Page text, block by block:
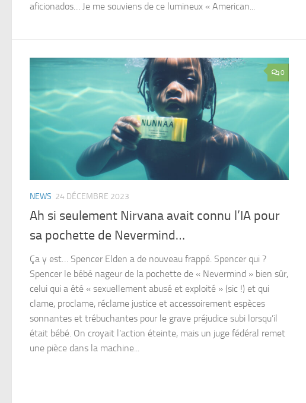
aficionados… Je me souviens de ce lumineux « American...
0
NEWS 24 DÉCEMBRE 2023
Ah si seulement Nirvana avait connu l’IA pour
sa pochette de Nevermind…
Ça y est… Spencer Elden a de nouveau frappé. Spencer qui ?
Spencer le bébé nageur de la pochette de « Nevermind » bien sûr,
celui qui a été « sexuellement abusé et exploité » (sic !) et qui
clame, proclame, réclame justice et accessoirement espèces
sonnantes et trébuchantes pour le grave préjudice subi lorsqu’il
était bébé. On croyait l’action éteinte, mais un juge fédéral remet
une pièce dans la machine...